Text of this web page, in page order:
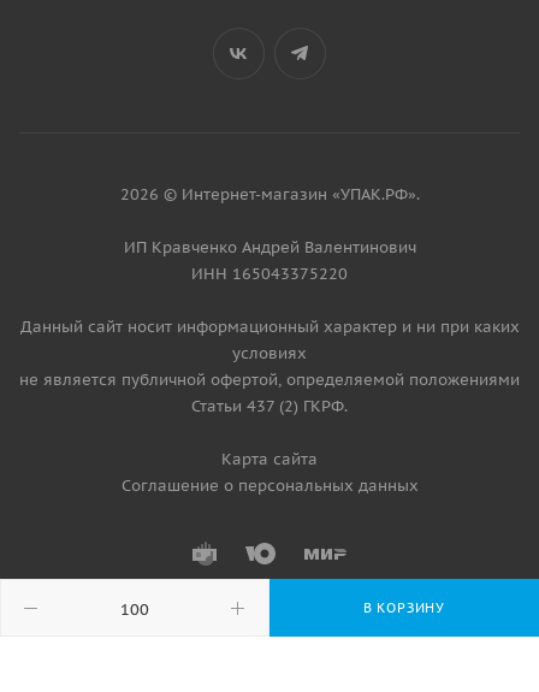
В КОРЗИНУ
2026 © Интернет-магазин «УПАК.РФ».
ИП Кравченко Андрей Валентинович
ИНН 165043375220
Данный сайт носит информационный характер и ни при каких
условиях
не является публичной офертой, определяемой положениями
Статьи 437 (2) ГКРФ.
Карта сайта
Соглашение о персональных данных